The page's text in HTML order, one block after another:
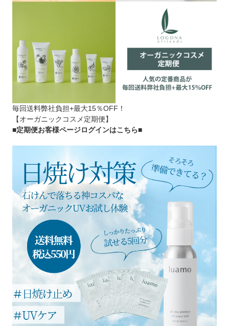
毎回送料弊社負担+最大15％OFF！
【オーガニックコスメ定期便】
■定期便お客様ページログインはこちら■